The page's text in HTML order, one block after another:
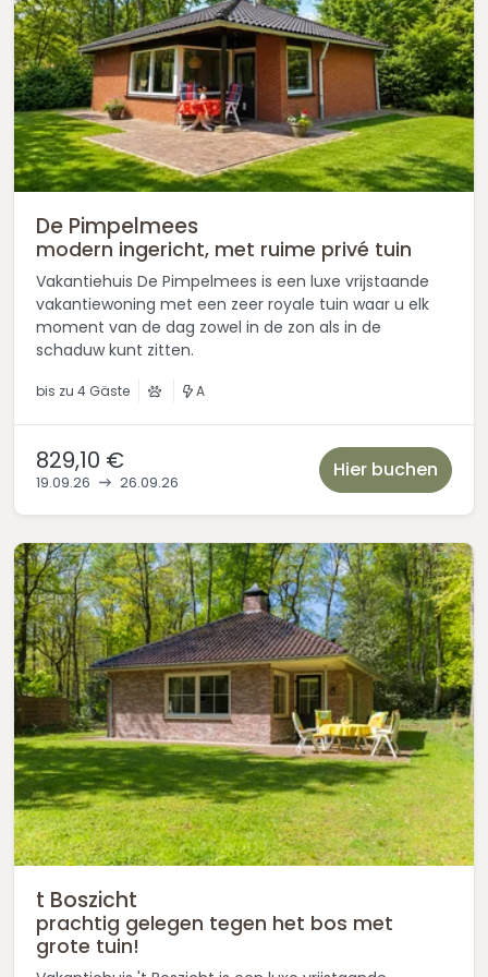
De Pimpelmees
modern ingericht, met ruime privé tuin
Vakantiehuis De Pimpelmees is een luxe vrijstaande
vakantiewoning met een zeer royale tuin waar u elk
moment van de dag zowel in de zon als in de
schaduw kunt zitten.
bis zu 4 Gäste A
829,10 €
19.09.26 26.09.26
Hier buchen
t Boszicht
prachtig gelegen tegen het bos met
grote tuin!